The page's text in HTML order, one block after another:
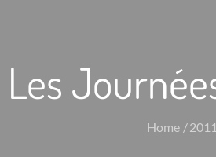
Les
Home 2011